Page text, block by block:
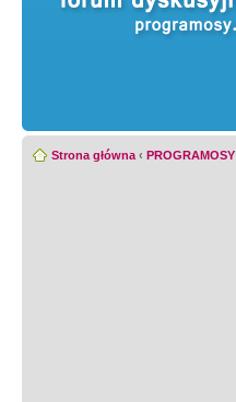
Strona główna ‹ PROGRAMOSY